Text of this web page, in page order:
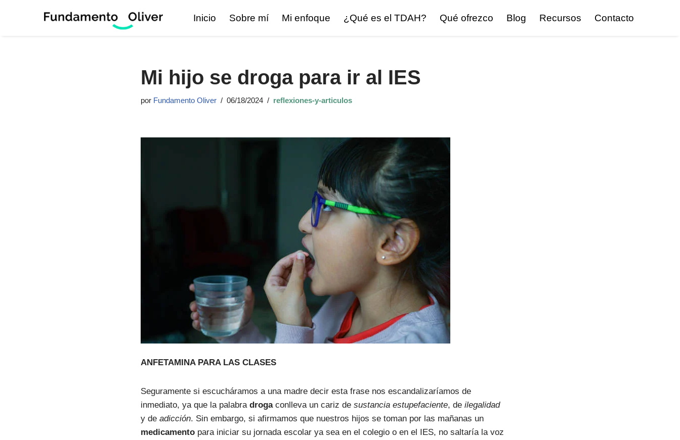
Inicio Sobre mí Mi enfoque ¿Qué es el TDAH? Qué ofrezco Blog Recursos Contacto
Mi hijo se droga para ir al IES
por Fundamento Oliver 06/18/2024 reflexiones-y-articulos
ANFETAMINA PARA LAS CLASES
Seguramente si escucháramos a una madre decir esta frase nos escandalizaríamos de
inmediato, ya que la palabra drogaconlleva un cariz de sustancia estupefaciente, de ilegalidad
y de adicción. Sin embargo, si afirmamos que nuestros hijos se toman por las mañanas un
medicamentopara iniciar su jornada escolar ya sea en el colegio o en el IES, no saltaría la voz